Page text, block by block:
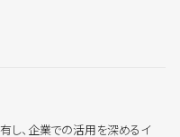
し、企業での活用を深めるイ